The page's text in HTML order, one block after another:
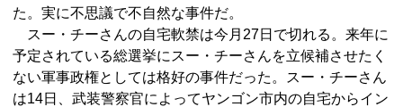
た。実に不思議で不自然な事件だ。
スー・チーさんの自宅軟禁は今月27日で切れる。来年に
予定されている総選挙にスー・チーさんを立候補させたく
ない軍事政権としては格好の事件だった。スー・チーさん
は14日、武装警察官によってヤンゴン市内の自宅からイン